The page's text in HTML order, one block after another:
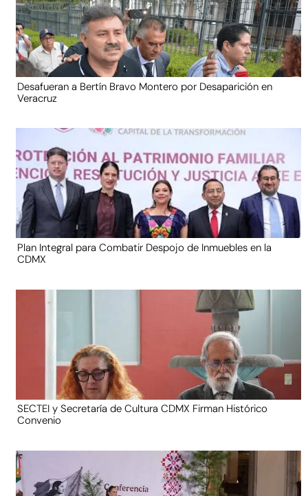
Desafueran a Bertín Bravo Montero por Desaparición en
Veracruz
Plan Integral para Combatir Despojo de Inmuebles en la
CDMX
SECTEI y Secretaría de Cultura CDMX Firman Histórico
Convenio